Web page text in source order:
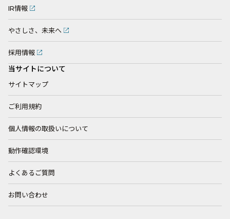
IR情報
やさしさ、未来へ
採用情報
当サイトについて
サイトマップ
ご利用規約
個人情報の取扱いについて
動作確認環境
よくあるご質問
お問い合わせ